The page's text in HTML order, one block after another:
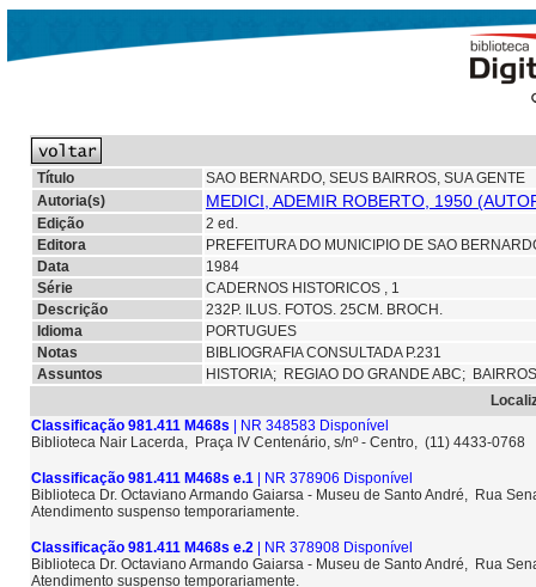
Título
SAO BERNARDO, SEUS BAIRROS, SUA GENTE
Autoria(s)
MEDICI, ADEMIR ROBERTO, 1950
Edição
2 ed.
Editora
PREFEITURA DO MUNICIPIO DE SAO
Data
1984
Série
CADERNOS HISTORICOS , 1
Descrição
232P. ILUS. FOTOS. 25CM. BROCH.
Idioma
PORTUGUES
Notas
BIBLIOGRAFIA CONSULTADA P.231
Assuntos
HISTORIA; REGIAO DO GRANDE ABC;
Classificação 981.411 M468s | NR 348583 Disponível
Biblioteca Nair Lacerda, Praça IV Centenário, s/nº - Centro, (11) 4433-0768
Classificação 981.411 M468s e.1 | NR 378906 Disponível
Biblioteca Dr. Octaviano Armando Gaiarsa - Museu de Santo André, Rua
Atendimento suspenso temporariamente.
Classificação 981.411 M468s e.2 | NR 378908 Disponível
Biblioteca Dr. Octaviano Armando Gaiarsa - Museu de Santo André, Rua
Atendimento suspenso temporariamente.